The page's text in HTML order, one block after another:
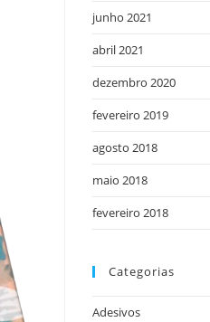
junho 2021
abril 2021
dezembro 2020
fevereiro 2019
agosto 2018
maio 2018
fevereiro 2018
Categorias
Adesivos